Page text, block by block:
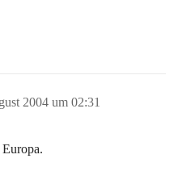
2004 um 02:31